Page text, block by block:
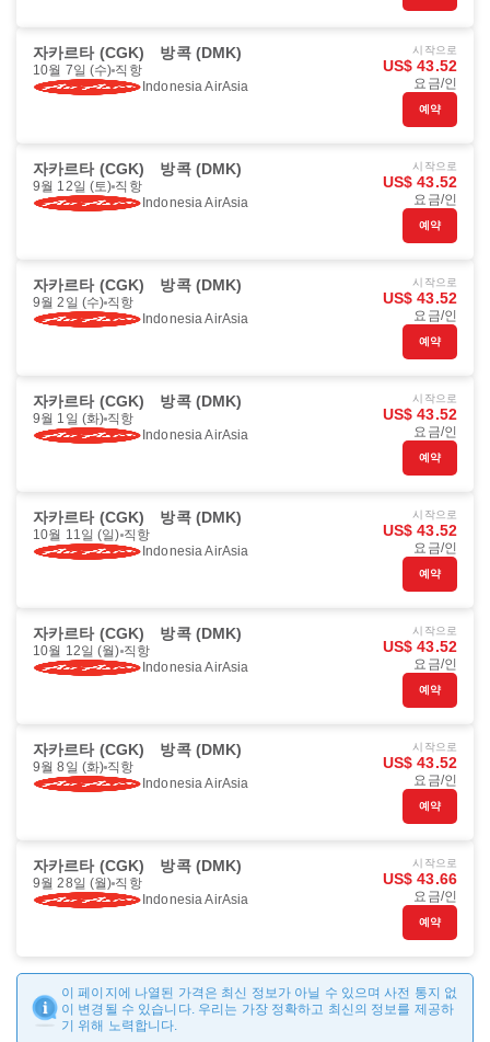
자카르타 (CGK) 방콕 (DMK)
10월 7일 (수) 직항
Indonesia AirAsia
시작으로
US$ 43.52
요금/인
예약
자카르타 (CGK) 방콕 (DMK)
9월 12일 (토) 직항
Indonesia AirAsia
시작으로
US$ 43.52
요금/인
예약
자카르타 (CGK) 방콕 (DMK)
9월 2일 (수) 직항
Indonesia AirAsia
시작으로
US$ 43.52
요금/인
예약
자카르타 (CGK) 방콕 (DMK)
9월 1일 (화) 직항
Indonesia AirAsia
시작으로
US$ 43.52
요금/인
예약
자카르타 (CGK) 방콕 (DMK)
10월 11일 (일) 직항
Indonesia AirAsia
시작으로
US$ 43.52
요금/인
예약
자카르타 (CGK) 방콕 (DMK)
10월 12일 (월) 직항
Indonesia AirAsia
시작으로
US$ 43.52
요금/인
예약
자카르타 (CGK) 방콕 (DMK)
9월 8일 (화) 직항
Indonesia AirAsia
시작으로
US$ 43.52
요금/인
예약
자카르타 (CGK) 방콕 (DMK)
9월 28일 (월) 직항
Indonesia AirAsia
시작으로
US$ 43.66
요금/인
예약
이 페이지에 나열된 가격은 최신 정보가 아닐 수 있으며 사전 통지 없
이 변경될 수 있습니다. 우리는 가장 정확하고 최신의 정보를 제공하
기 위해 노력합니다.